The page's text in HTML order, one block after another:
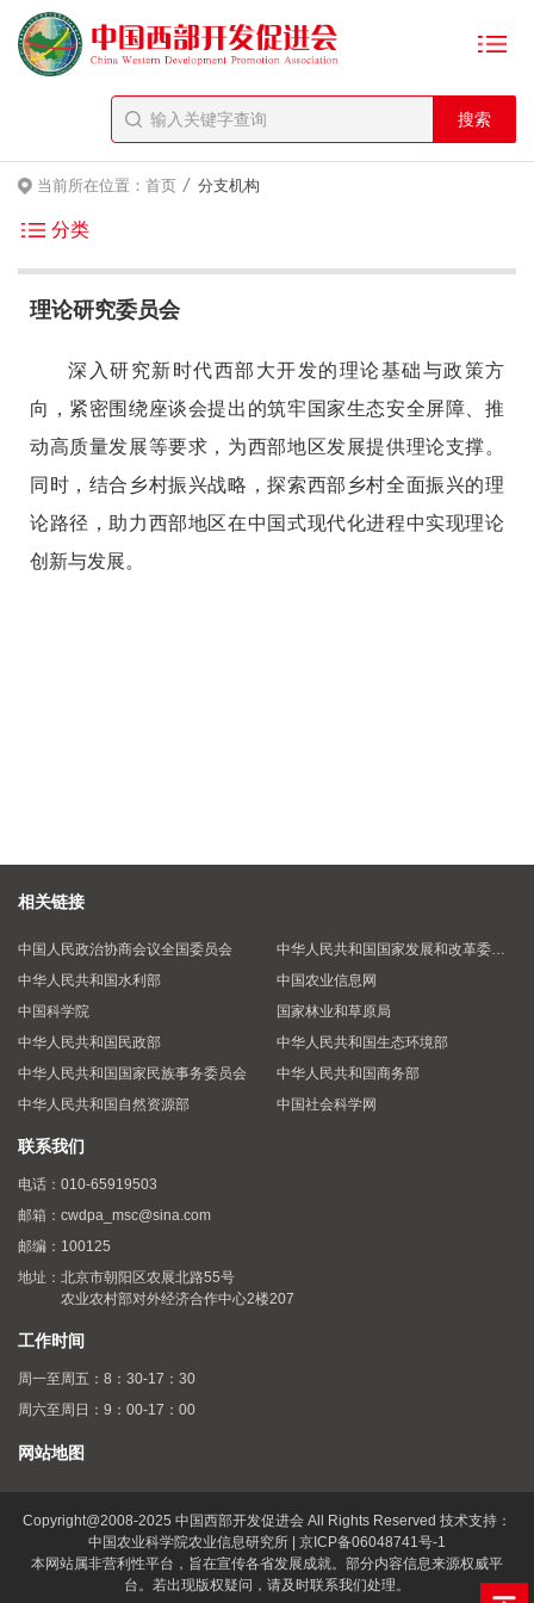
当前所在位置： 首页 / 分支机构
分类
理论研究委员会
深入研究新时代西部大开发的理论基础与政策方
向，紧密围绕座谈会提出的筑牢国家生态安全屏障、推
动高质量发展等要求，为西部地区发展提供理论支撑。
同时，结合乡村振兴战略，探索西部乡村全面振兴的理
论路径，助力西部地区在中国式现代化进程中实现理论
创新与发展。
相关链接
中国人民政治协商会议全国委员会
中华人民共和国国家发展和改革委员会
中华人民共和国水利部
中国农业信息网
中国科学院
国家林业和草原局
中华人民共和国民政部
中华人民共和国生态环境部
中华人民共和国国家民族事务委员会
中华人民共和国商务部
中华人民共和国自然资源部
中国社会科学网
联系我们
电话： 010-65919503
邮箱： cwdpa_msc@sina.com
邮编： 100125
地址： 北京市朝阳区农展北路55号
农业农村部对外经济合作中心2楼207
工作时间
周一至周五：8：30-17：30
周六至周日：9：00-17：00
网站地图
Copyright@2008-2025 中国西部开发促进会 All Rights Reserved 技术支持：
中国农业科学院农业信息研究所 | 京ICP备06048741号-1
本网站属非营利性平台，旨在宣传各省发展成就。部分内容信息来源权威平
台。若出现版权疑问，请及时联系我们处理。